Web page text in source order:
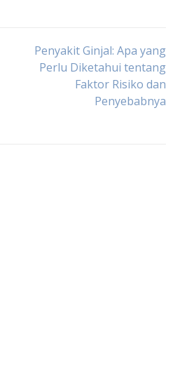
Penyakit Ginjal: Apa yang
Perlu Diketahui tentang
Faktor Risiko dan
Penyebabnya